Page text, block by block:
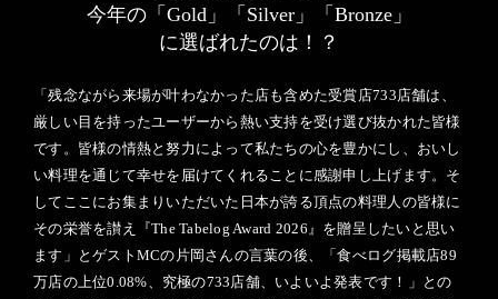
今年の「Gold」「Silver」「Bronze」
に選ばれたのは！？
「残念ながら来場が叶わなかった店も含めた受賞店733店舗は、
厳しい目を持ったユーザーから熱い支持を受け選び抜かれた皆様
です。皆様の情熱と努力によって私たちの心を豊かにし、おいし
い料理を通じて幸せを届けてくれることに感謝申し上げます。そ
してここにお集まりいただいた日本が誇る頂点の料理人の皆様に
その栄誉を讃え『The Tabelog Award 2026』を贈呈したいと思い
ます」とゲストMCの片岡さんの言葉の後、「食べログ掲載店89
万店の上位0.08%、究極の733店舗、いよいよ発表です！」との